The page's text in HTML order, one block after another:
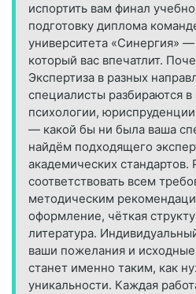
испортить вам финал
подготовку диплома
университета «Синергия» —
который вас впечатлит.
Экспертиза в разных
специалисты разбираются в
психологии,
— какой бы ни была ваша
найдём подходящего
академических стандартов.
соответствовать всем
методическим
оформление, чёткая
литература.
ваши пожелания и
станет именно таким, как
уникальности. Каждая